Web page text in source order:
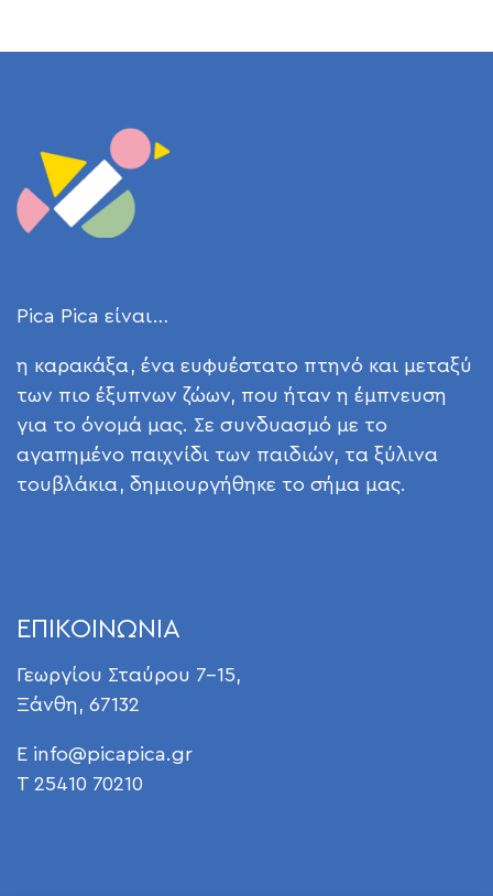
Pica Pica είναι…
η καρακάξα, ένα ευφυέστατο πτηνό και μεταξύ
των πιο έξυπνων ζώων, που ήταν η έμπνευση
για το όνομά μας. Σε συνδυασμό με το
αγαπημένο παιχνίδι των παιδιών, τα ξύλινα
τουβλάκια, δημιουργήθηκε το σήμα μας.
ΕΠΙΚΟΙΝΩΝΙΑ
Γεωργίου Σταύρου 7-15,
Ξάνθη, 67132
E info@picapica.gr
T 25410 70210